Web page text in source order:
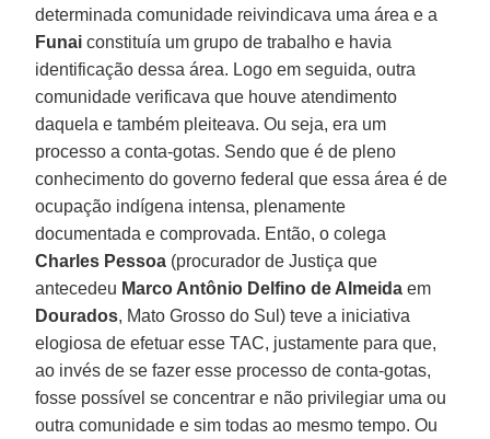
determinada comunidade reivindicava uma área e a
Funai constituía um grupo de trabalho e havia
identificação dessa área. Logo em seguida, outra
comunidade verificava que houve atendimento
daquela e também pleiteava. Ou seja, era um
processo a conta-gotas. Sendo que é de pleno
conhecimento do governo federal que essa área é de
ocupação indígena intensa, plenamente
documentada e comprovada. Então, o colega
Charles Pessoa (procurador de Justiça que
antecedeu Marco Antônio Delfino de Almeida em
Dourados, Mato Grosso do Sul) teve a iniciativa
elogiosa de efetuar esse TAC, justamente para que,
ao invés de se fazer esse processo de conta-gotas,
fosse possível se concentrar e não privilegiar uma ou
outra comunidade e sim todas ao mesmo tempo. Ou